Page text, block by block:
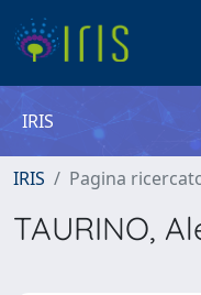
IRIS
IRIS Pagina
TAURINO,